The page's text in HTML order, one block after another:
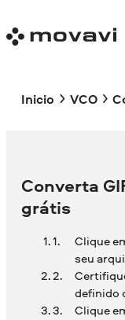
Inicio VCO
Converta
grátis
Clique
seu
definido
Clique